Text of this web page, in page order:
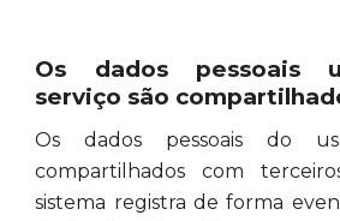
Os dados pessoais
serviço são
Os dados pessoais do
compartilhados com
sistema registra de forma